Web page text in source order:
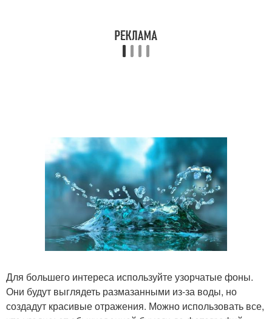
Для большего интереса используйте узорчатые фоны.
Они будут выглядеть размазанными из-за воды, но
создадут красивые отражения. Можно использовать все,